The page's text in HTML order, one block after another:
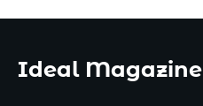
Ideal Magazine